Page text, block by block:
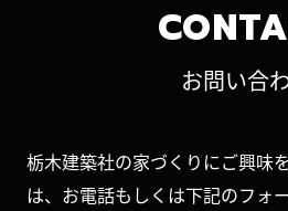
お問い合
栃木建築社の家づくりにご興味
は、お電話もしくは下記のフォ